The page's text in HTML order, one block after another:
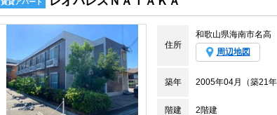
賃貸アパート
住所
和歌山県海南市名高
周辺地図
築年 2005年04月（築21年
階建 2階建